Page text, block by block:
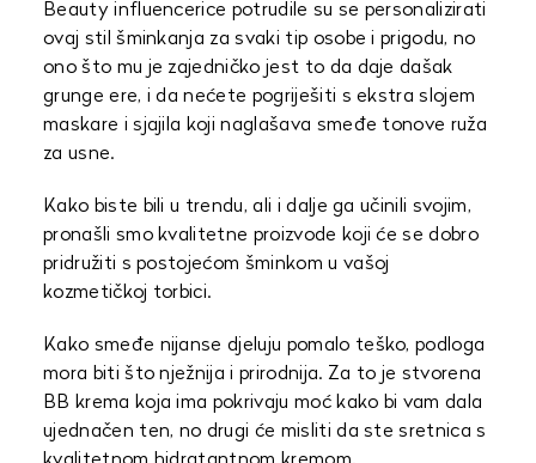
Beauty influencerice potrudile su se personalizirati
ovaj stil šminkanja za svaki tip osobe i prigodu, no
ono što mu je zajedničko jest to da daje dašak
grunge ere, i da nećete pogriješiti s ekstra slojem
maskare i sjajila koji naglašava smeđe tonove ruža
za usne.
Kako biste bili u trendu, ali i dalje ga učinili svojim,
pronašli smo kvalitetne proizvode koji će se dobro
pridružiti s postojećom šminkom u vašoj
kozmetičkoj torbici.
Kako smeđe nijanse djeluju pomalo teško, podloga
mora biti što nježnija i prirodnija. Za to je stvorena
BB krema koja ima pokrivaju moć kako bi vam dala
ujednačen ten, no drugi će misliti da ste sretnica s